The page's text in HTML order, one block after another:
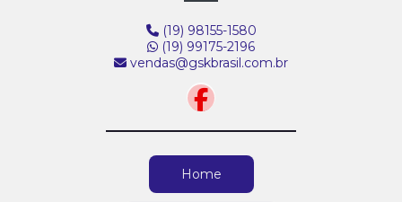
(19) 98155-1580
(19) 99175-2196
vendas@gskbrasil.com.br
Home